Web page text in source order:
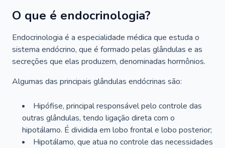
O que é endocrinologia?
Endocrinologia é a especialidade médica que estuda o
sistema endócrino, que é formado pelas glândulas e as
secreções que elas produzem, denominadas hormônios.
Algumas das principais glândulas endócrinas são:
Hipófise, principal responsável pelo controle das
outras glândulas, tendo ligação direta com o
hipotálamo. É dividida em lobo frontal e lobo posterior;
Hipotálamo, que atua no controle das necessidades